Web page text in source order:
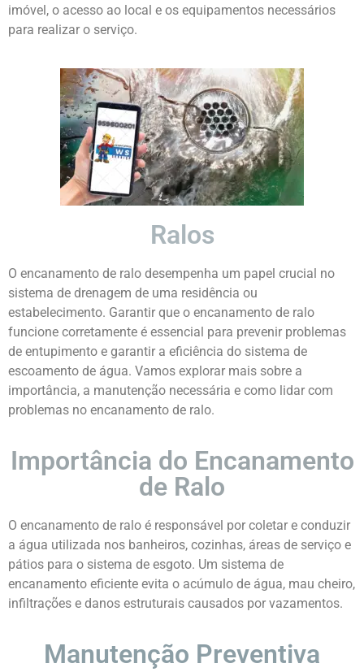
imóvel, o acesso ao local e os equipamentos necessários
para realizar o serviço.
Ralos
O encanamento de ralo desempenha um papel crucial no
sistema de drenagem de uma residência ou
estabelecimento. Garantir que o encanamento de ralo
funcione corretamente é essencial para prevenir problemas
de entupimento e garantir a eficiência do sistema de
escoamento de água. Vamos explorar mais sobre a
importância, a manutenção necessária e como lidar com
problemas no encanamento de ralo.
Importância do Encanamento
de Ralo
O encanamento de ralo é responsável por coletar e conduzir
a água utilizada nos banheiros, cozinhas, áreas de serviço e
pátios para o sistema de esgoto. Um sistema de
encanamento eficiente evita o acúmulo de água, mau cheiro,
infiltrações e danos estruturais causados por vazamentos.
Manutenção Preventiva